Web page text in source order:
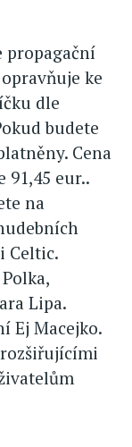
propagační
ke
dle
budete
Cena
91,45 eur..
na
Celtic.
Lipa.
Ej Macejko.